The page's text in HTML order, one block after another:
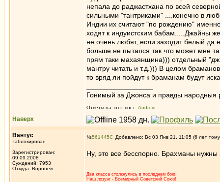
непала до раджастхана по всей
сильными "тантриками" ....конечно в
Индии их считают "по рождению"
ходят к индуистским бабам.....Джайны
не очень любят, если заходит белый да
больше не пытался так что может мне
прям таки махаянщина))) отдельный
мантру читать и т.д.))) В целом
то вряд ли пойдут к браманам будут
Гонимый за Джонса и правды народныя
Ответы на этот пост: Android
Наверх
Вантус
заблокирован
Зарегистрирован:
09.09.2008
Суждений: 7953
Откуда: Воронеж
№561445 Добавлено: Вс 03 Янв 21, 11:05 (6 лет
Ну, это все бесспорно. Брахманы нужны
Два класса столкнулись в последнем бою;
Наш лозунг - Всемирный Советский Союз!